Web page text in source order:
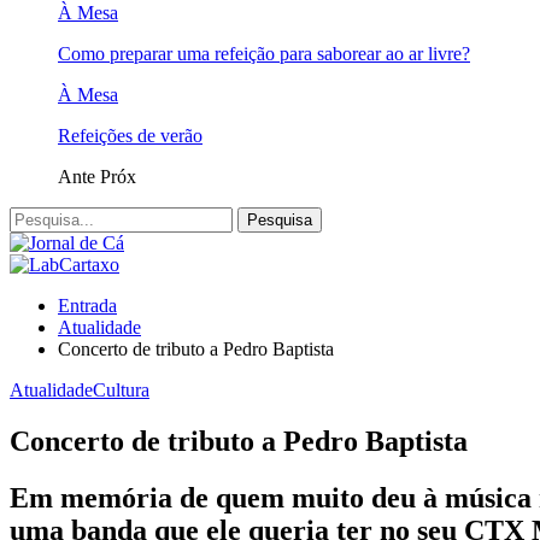
À Mesa
Como preparar uma refeição para saborear ao ar livre?
À Mesa
Refeições de verão
Ante Próx
Entrada
Atualidade
Concerto de tributo a Pedro Baptista
AtualidadeCultura
Concerto de tributo a Pedro Baptista
Em memória de quem muito deu à
uma banda que ele queria ter no seu